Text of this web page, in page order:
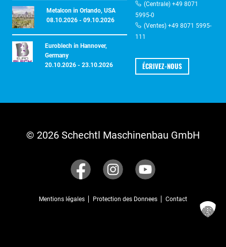
Metalcon in Orlando, USA
08.10.2026 - 09.10.2026
Euroblech in Hannover,
Germany
20.10.2026 - 23.10.2026
(Centrale) +49 8071
5995-0
(Ventes) +49 8071 5995-
111
ÉCRIVEZ-NOUS
© 2026 Schechtl Maschinenbau GmbH
Mentions légales Protection des Donnees Contact